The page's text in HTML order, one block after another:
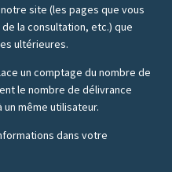
site (les pages que vous
la consultation, etc.) que
ultérieures.
un comptage du nombre de
le nombre de délivrance
même utilisateur.
dans votre